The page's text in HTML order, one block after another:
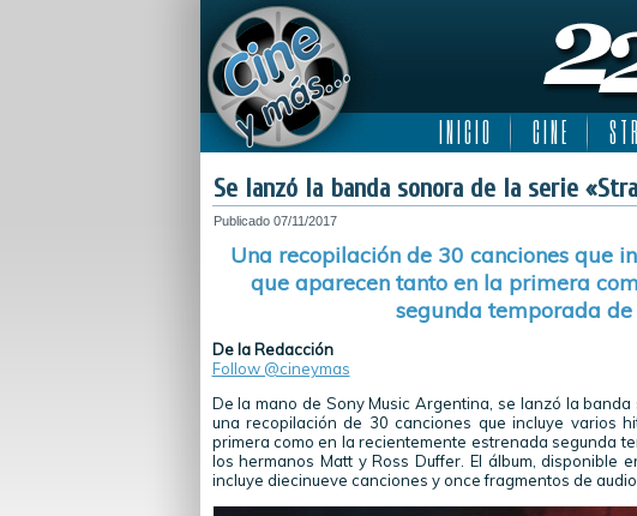
I N I C I O C I N E S T
Se lanzó la banda sonora de la serie
Publicado 07/11/2017
Una recopilación de 30 canciones que
que aparecen tanto en la primera
segunda temporada
De la Redacción
Follow @cineymas
De la mano de Sony Music Argentina, se lanzó la
una recopilación de 30 canciones que incluye varios
primera como en la recientemente estrenada segunda
los hermanos Matt y Ross Duffer. El álbum, disponible
incluye diecinueve canciones y once fragmentos de audio.